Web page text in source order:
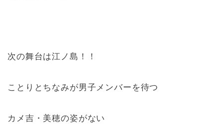
次の舞台は江ノ島！！
ことりとちなみが男子メンバーを待つ
カメ吉・美穂の姿がない